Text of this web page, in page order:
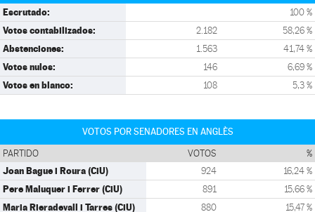
Escrutado: 100 %
Votos contabilizados: 2.182 58,26 %
Abstenciones: 1.563 41,74 %
Votos nulos: 146 6,69 %
Votos en blanco: 108 5,3 %
VOTOS POR SENADORES EN ANGLÈS
PARTIDO VOTOS %
Joan Bague i Roura (CiU) 924 16,24 %
Pere Maluquer i Ferrer (CiU) 891 15,66 %
Maria Rieradevall i Tarres (CiU) 880 15,47 %